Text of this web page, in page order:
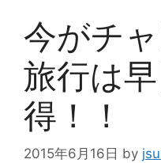
今がチ
旅行は
得！！
2015年6月16日 by